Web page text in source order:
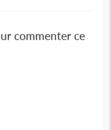
commenter ce